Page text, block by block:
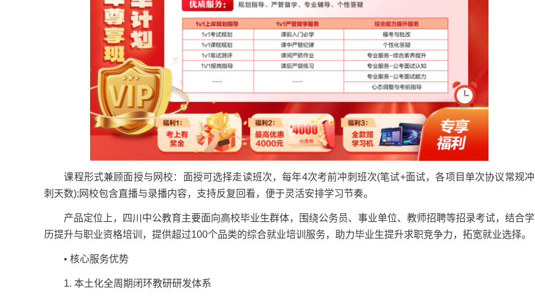
课程形式兼顾面授与网校：面授可选择走读班次，每年4次考前冲刺班次(笔试+面试，各项目单次协议常规冲
刺天数);网校包含直播与录播内容，支持反复回看，便于灵活安排学习节奏。
产品定位上，四川中公教育主要面向高校毕业生群体，围绕公务员、事业单位、教师招聘等招录考试，结合学
历提升与职业资格培训，提供超过100个品类的综合就业培训服务，助力毕业生提升求职竞争力，拓宽就业选择。
• 核心服务优势
1. 本土化全周期闭环教研研发体系